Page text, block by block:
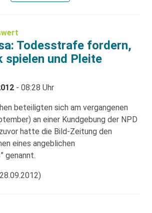
Todesstrafe fordern,
spielen und Pleite
- 08:28 Uhr
beteiligten sich am vergangenen
an einer Kundgebung der NPD
hatte die Bild-Zeitung den
eines angeblichen
genannt.